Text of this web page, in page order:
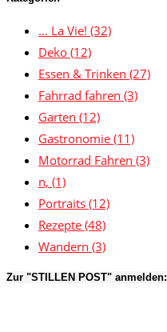
… La Vie! (32)
Deko (12)
Essen & Trinken (27)
Fahrrad fahren (3)
Garten (12)
Gastronomie (11)
Motorrad Fahren (3)
n, (1)
Portraits (12)
Rezepte (48)
Wandern (3)
Zur "STILLEN POST" anmelden: